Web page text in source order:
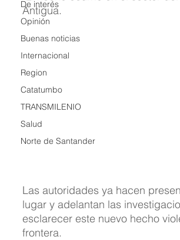
De interés
Opinión
Buenas noticias
Internacional
Region
Catatumbo
TRANSMILENIO
Salud
Norte de Santander
Antigua.
Las autoridades ya hacen
lugar y adelantan las
esclarecer este nuevo hecho
frontera.